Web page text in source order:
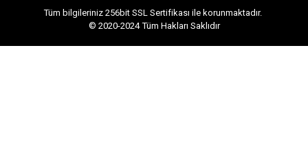
Tüm bilgileriniz 256bit SSL Sertifikası ile korunmaktadır.
© 2020-2024Tüm Hakları Saklıdır